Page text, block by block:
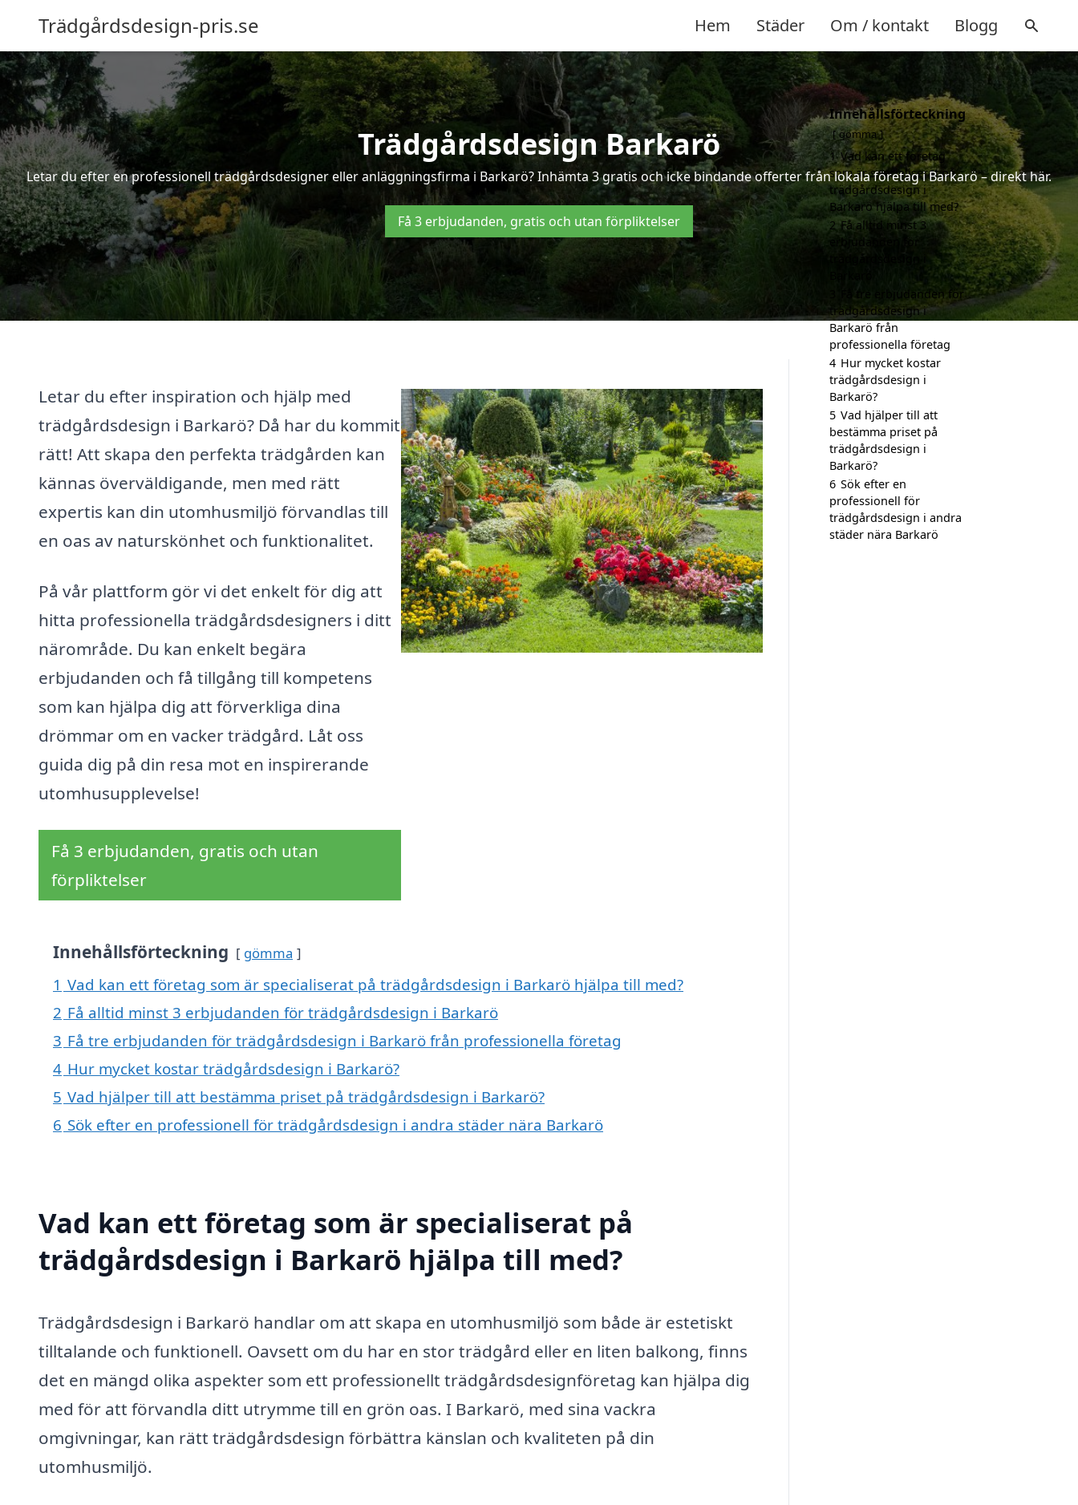
Trädgårdsdesign-pris.se Hem Städer Om / kontakt Blogg
Trädgårdsdesign Barkarö
Letar du efter en professionell trädgårdsdesigner eller anläggningsfirma i Barkarö? Inhämta 3 gratis och icke bindande offerter från lokala företag i Barkarö – direkt här.
Få 3 erbjudanden, gratis och utan förpliktelser
Letar du efter inspiration och hjälp med
trädgårdsdesign i Barkarö? Då har du kommit
rätt! Att skapa den perfekta trädgården kan
kännas överväldigande, men med rätt
expertis kan din utomhusmiljö förvandlas till
en oas av naturskönhet och funktionalitet.
På vår plattform gör vi det enkelt för dig att
hitta professionella trädgårdsdesigners i ditt
närområde. Du kan enkelt begära
erbjudanden och få tillgång till kompetens
som kan hjälpa dig att förverkliga dina
drömmar om en vacker trädgård. Låt oss
guida dig på din resa mot en inspirerande
utomhusupplevelse!
Få 3 erbjudanden, gratis och utan
förpliktelser
Innehållsförteckning gömma
1 Vad kan ett företag som är specialiserat på trädgårdsdesign i Barkarö hjälpa till med?
2 Få alltid minst 3 erbjudanden för trädgårdsdesign i Barkarö
3 Få tre erbjudanden för trädgårdsdesign i Barkarö från professionella företag
4 Hur mycket kostar trädgårdsdesign i Barkarö?
5 Vad hjälper till att bestämma priset på trädgårdsdesign i Barkarö?
6 Sök efter en professionell för trädgårdsdesign i andra städer nära Barkarö
Vad kan ett företag som är specialiserat på
trädgårdsdesign i Barkarö hjälpa till med?
Trädgårdsdesign i Barkarö handlar om att skapa en utomhusmiljö som både är estetiskt
tilltalande och funktionell. Oavsett om du har en stor trädgård eller en liten balkong, finns
det en mängd olika aspekter som ett professionellt trädgårdsdesignföretag kan hjälpa dig
med för att förvandla ditt utrymme till en grön oas. I Barkarö, med sina vackra
omgivningar, kan rätt trädgårdsdesign förbättra känslan och kvaliteten på din
utomhusmiljö.
Innehållsförteckning
gömma
1 Vad kan ett företag
som är specialiserat på
trädgårdsdesign i
Barkarö hjälpa till med?
2 Få alltid minst 3
erbjudanden för
trädgårdsdesign i
Få tre erbjudanden för
trädgårdsdesign i
Barkarö från
professionella företag
4 Hur mycket kostar
trädgårdsdesign i
Barkarö?
5 Vad hjälper till att
bestämma priset på
trädgårdsdesign i
Barkarö?
6 Sök efter en
professionell för
trädgårdsdesign i andra
städer nära Barkarö